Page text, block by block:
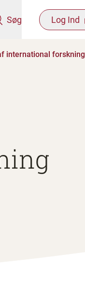
Søg Log Ind
international forskning